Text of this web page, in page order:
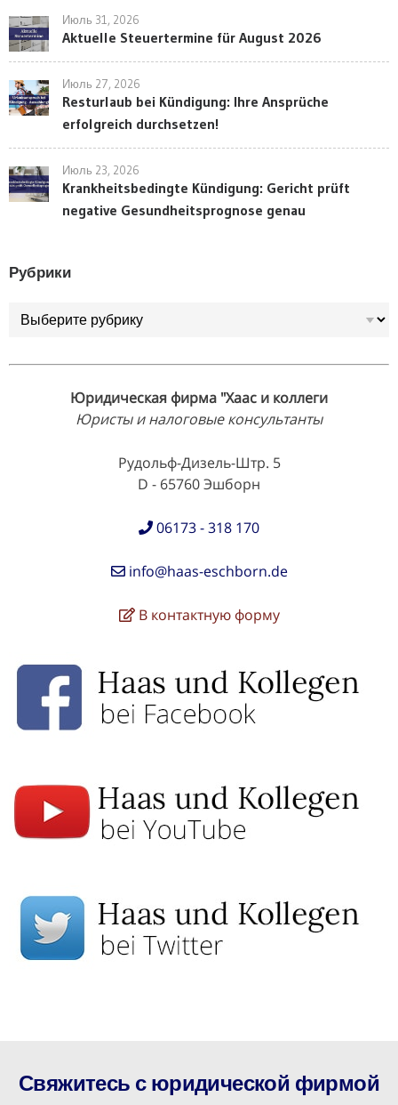
Июль 31, 2026
Aktuelle Steuertermine für August 2026
Июль 27, 2026
Resturlaub bei Kündigung: Ihre Ansprüche
erfolgreich durchsetzen!
Июль 23, 2026
Krankheitsbedingte Kündigung: Gericht prüft
negative Gesundheitsprognose genau
Рубрики
Рубрики
Юридическая фирма "Хаас и коллеги
Юристы и налоговые консультанты
Рудольф-Дизель-Штр. 5
D - 65760 Эшборн
06173 - 318 170
info@haas-eschborn.de
В контактную форму
Свяжитесь с юридической фирмой